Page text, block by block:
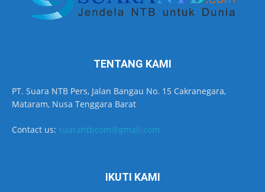
TENTANG KAMI
PT. Suara NTB Pers, Jalan Bangau No. 15 Cakranegara,
Mataram, Nusa Tenggara Barat
Contact us: suarantbcom@gmail.com
IKUTI KAMI